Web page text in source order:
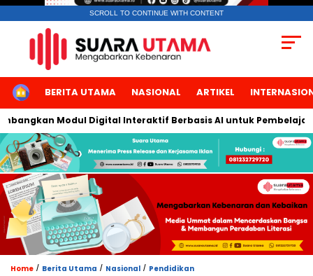
SCROLL TO CONTINUE WITH CONTENT
HOMEBERITA UTAMA NASIONAL ARTIKEL
Modul Digital Interaktif Berbasis AI untuk Pembelajaran
Home / Berita Utama / Nasional / Pendidikan